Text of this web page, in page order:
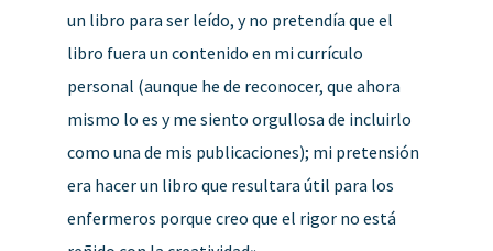
un libro para ser leído, y no pretendía que el
libro fuera un contenido en mi currículo
personal (aunque he de reconocer, que ahora
mismo lo es y me siento orgullosa de incluirlo
como una de mis publicaciones); mi pretensión
era hacer un libro que resultara útil para los
enfermeros porque creo que el rigor no está